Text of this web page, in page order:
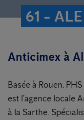
61 -
Anticimex à
Basée à Rouen,
est l’agence locale
à la Sarthe.